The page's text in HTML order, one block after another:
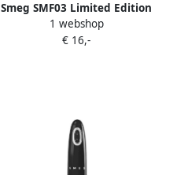
Smeg SMF03 Limited Edition
Zwart | Keukenrobots |
Keuken&Koken
1 webshop
€ 16,-